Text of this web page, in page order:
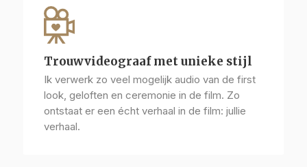
Trouwvideograaf met unieke stijl
Ik verwerk zo veel mogelijk audio van de first
look, geloften en ceremonie in de film. Zo
ontstaat er een écht verhaal in de film: jullie
verhaal.